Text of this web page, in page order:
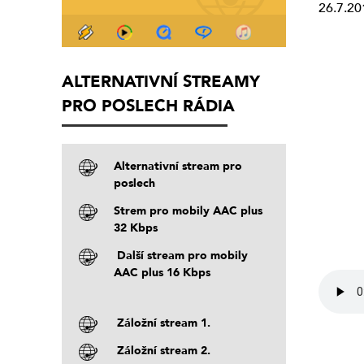
ALTERNATIVNÍ STREAMY
PRO POSLECH RÁDIA
Alternativní stream pro
poslech
Strem pro mobily AAC plus
32 Kbps
Další stream pro mobily
AAC plus 16 Kbps
Záložní stream 1.
Záložní stream 2.